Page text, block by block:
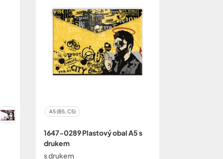
A5 (B5, C5)
1647-0289 Plastový obal A5 s
drukem
s drukem